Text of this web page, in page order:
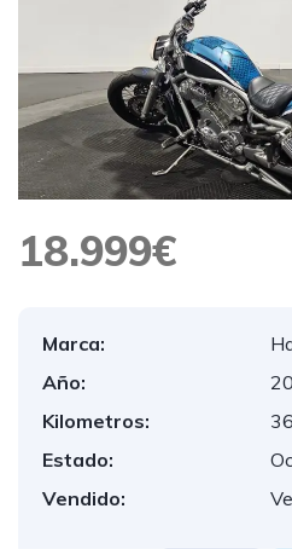
18.999€
Marca:
Año:
Kilometros:
Estado:
Vendido: